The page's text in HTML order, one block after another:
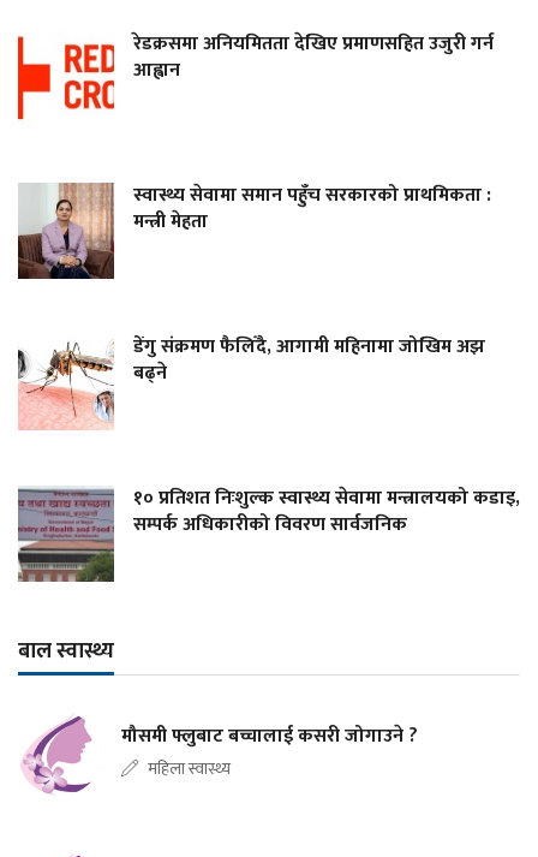
रेडक्रसमा अनियमितता देखिए प्रमाणसहित उजुरी गर्न
आह्वान
स्वास्थ्य सेवामा समान पहुँच सरकारको प्राथमिकता :
मन्त्री मेहता
डेंगु संक्रमण फैलिँदै, आगामी महिनामा जोखिम अझ
बढ्ने
१० प्रतिशत निःशुल्क स्वास्थ्य सेवामा मन्त्रालयको कडाइ,
सम्पर्क अधिकारीको विवरण सार्वजनिक
बाल स्वास्थ्य
मौसमी फ्लुबाट बच्चालाई कसरी जोगाउने ?
महिला स्वास्थ्य